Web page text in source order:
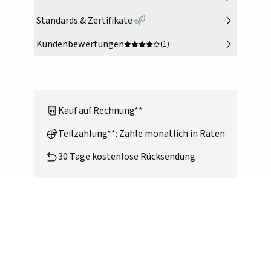
Standards & Zertifikate
Kundenbewertungen
(1)
Kauf auf Rechnung**
Teilzahlung**: Zahle monatlich in Raten
30 Tage kostenlose Rücksendung